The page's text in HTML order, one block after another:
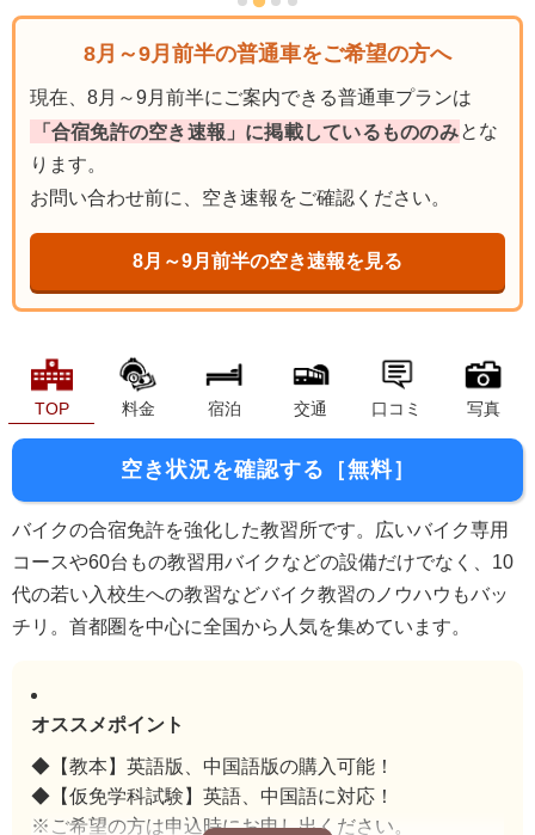
8月～9月前半の普通車をご希望の方へ
現在、8月～9月前半にご案内できる普通車プランは
「合宿免許の空き速報」に掲載しているもののみとな
ります。
お問い合わせ前に、空き速報をご確認ください。
8月～9月前半の空き速報を見る
TOP 料金 宿泊 交通 口コミ 写真
空き状況を確認する［無料］
バイクの合宿免許を強化した教習所です。広いバイク専用
コースや60台もの教習用バイクなどの設備だけでなく、10
代の若い入校生への教習などバイク教習のノウハウもバッ
チリ。首都圏を中心に全国から人気を集めています。
オススメポイント
◆【教本】英語版、中国語版の購入可能！
◆【仮免学科試験】英語、中国語に対応！
※ご希望の方は申込時にお申し出ください。